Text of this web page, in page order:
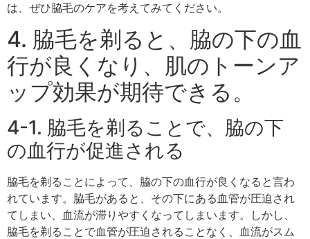
は、ぜひ脇毛のケアを考えてみてください。
4. 脇毛を剃ると、脇の下の血
行が良くなり、肌のトーンア
ップ効果が期待できる。
4-1. 脇毛を剃ることで、脇の下
の血行が促進される
脇毛を剃ることによって、脇の下の血行が良くなると言わ
れています。脇毛があると、その下にある血管が圧迫され
てしまい、血流が滞りやすくなってしまいます。しかし、
脇毛を剃ることで血管が圧迫されることなく、血流がスム